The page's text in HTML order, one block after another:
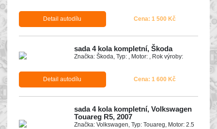
Detail autodílu Cena: 1 500 Kč
sada 4 kola kompletní, Škoda
Značka: Škoda, Typ: , Motor: , Rok výroby:
Detail autodílu Cena: 1 600 Kč
sada 4 kola kompletní, Volkswagen
Touareg R5, 2007
Značka: Volkswagen, Typ: Touareg, Motor: 2.5